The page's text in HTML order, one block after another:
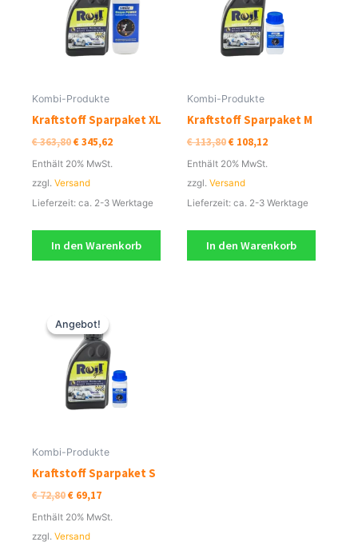
Kombi-Produkte
Kraftstoff Sparpaket XL
€363,80€345,62
Enthält 20% MwSt.
zzgl. Versand
Lieferzeit: ca. 2-3 Werktage
In den Warenkorb
Kombi-Produkte
Kraftstoff Sparpaket M
€113,80€ 108,12
Enthält 20% MwSt.
zzgl. Versand
Lieferzeit: ca. 2-3 Werktage
In den Warenkorb
Angebot!
Angebot!
Kombi-Produkte
Kraftstoff Sparpaket S
€72,80
Preis
war:
€ 72,80
€ 69,17
ist:
€ 69,17.
Enthält 20% MwSt.
zzgl. Versand